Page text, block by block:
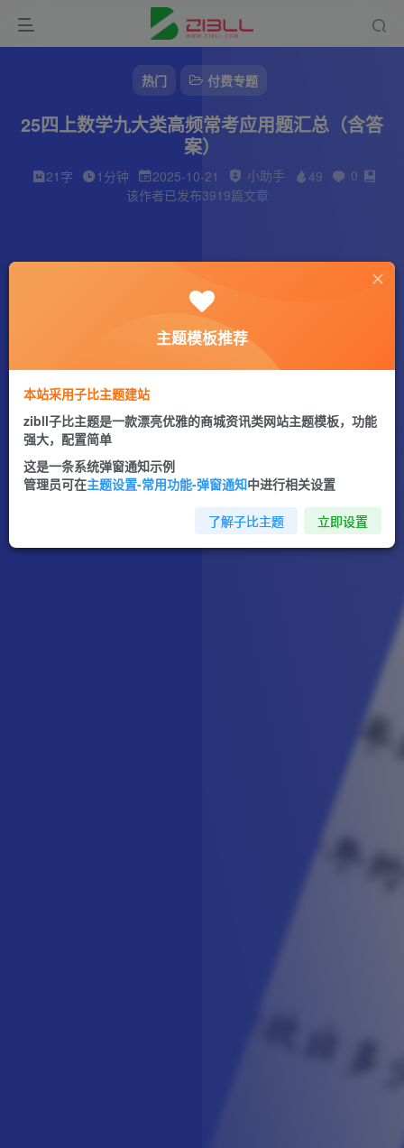
热门 付费专题
25四上数学九大类高频常考应用题汇总（含答
案）
21字 1分钟 2025-10-21 小助手 49
0
该作者已发布3919篇文章
主题模板推荐
本站采用子比主题建站
zibll子比主题是一款漂亮优雅的商城资讯类网站主题模板，功能
强大，配置简单
这是一条系统弹窗通知示例
管理员可在主题设置-常用功能-弹窗通知中进行相关设置
了解子比主题 立即设置